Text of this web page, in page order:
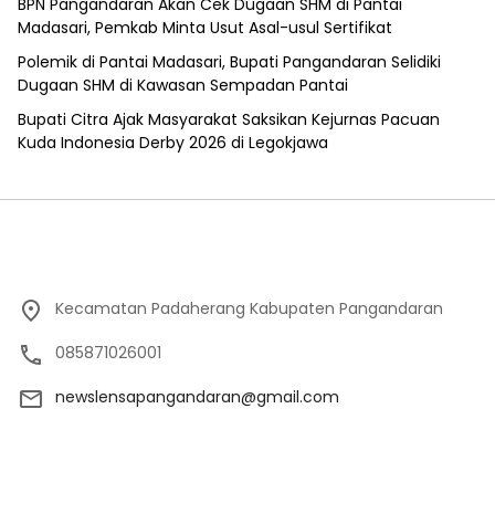
BPN Pangandaran Akan Cek Dugaan SHM di Pantai
Madasari, Pemkab Minta Usut Asal-usul Sertifikat
Polemik di Pantai Madasari, Bupati Pangandaran Selidiki
Dugaan SHM di Kawasan Sempadan Pantai
Bupati Citra Ajak Masyarakat Saksikan Kejurnas Pacuan
Kuda Indonesia Derby 2026 di Legokjawa
Kecamatan Padaherang Kabupaten Pangandaran
085871026001
newslensapangandaran@gmail.com